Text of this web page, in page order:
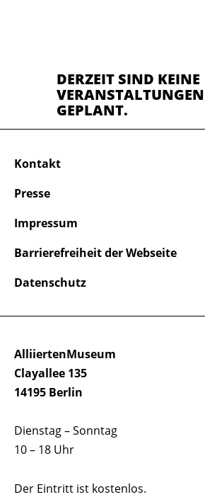
DERZEIT SIND KEINE
VERANSTALTUNGEN
GEPLANT.
AlliiertenMuseum
Clayallee 135
14195 Berlin
Dienstag – Sonntag
10 – 18 Uhr
Der Eintritt ist kostenlos.
Kontakt
Presse
Impressum
Barrierefreiheit der Webseite
Datenschutz